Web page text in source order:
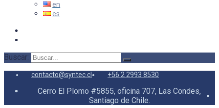
Buscar:
contacto@syntec.cl +56 2 2993 8530
Cerro El Plomo #5855, oficina 707, Las Condes,
Santiago de Chile.